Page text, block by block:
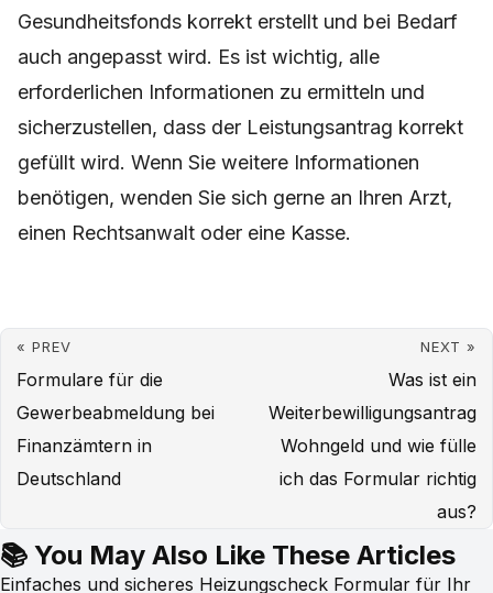
Gesundheitsfonds korrekt erstellt und bei Bedarf
auch angepasst wird. Es ist wichtig, alle
erforderlichen Informationen zu ermitteln und
sicherzustellen, dass der Leistungsantrag korrekt
gefüllt wird. Wenn Sie weitere Informationen
benötigen, wenden Sie sich gerne an Ihren Arzt,
einen Rechtsanwalt oder eine Kasse.
« PREV
Formulare für die
Gewerbeabmeldung bei
Finanzämtern in
Deutschland
NEXT »
Was ist ein
Weiterbewilligungsantrag
Wohngeld und wie fülle
ich das Formular richtig
aus?
📚 You May Also Like These Articles
Einfaches und sicheres Heizungscheck Formular für Ihr